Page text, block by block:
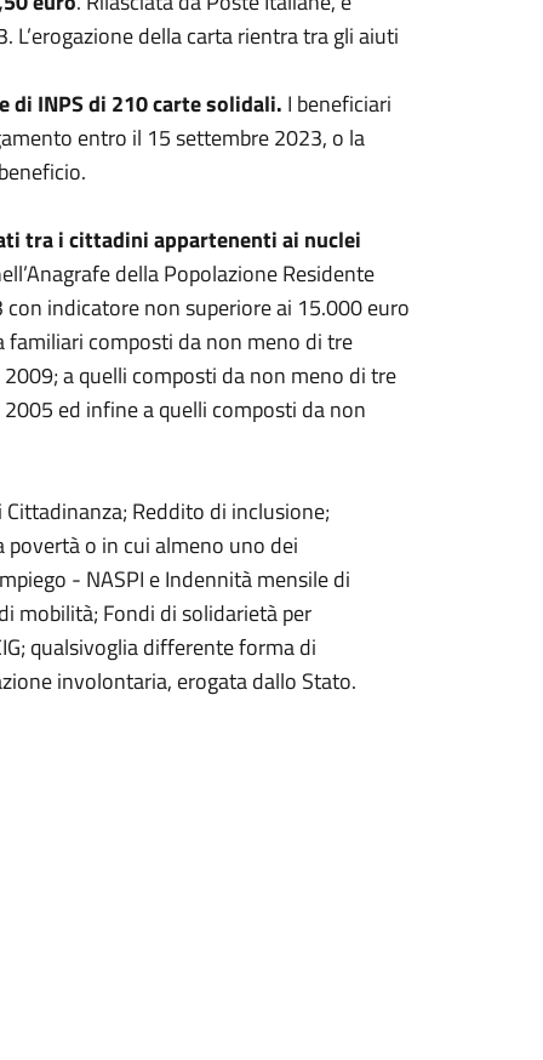
della carta rientra tra gli aiuti
di INPS di 210 carte solidali. I beneficiari
entro il 15 settembre 2023, o la
tra i cittadini appartenenti ai nuclei
della Popolazione Residente
indicatore non superiore ai 15.000 euro
familiari composti da non meno di tre
a quelli composti da non meno di tre
ed infine a quelli composti da non
Reddito di inclusione;
o in cui almeno uno dei
- NASPI e Indennità mensile di
mobilità; Fondi di solidarietà per
qualsivoglia differente forma di
involontaria, erogata dallo Stato.